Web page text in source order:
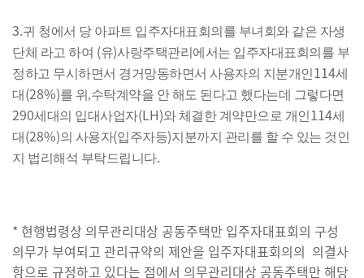
3.귀 청에서 당 아파트 입주자대표회의를 부녀회와 같은 자생
단체 라고 하여 (유)사랑주택관리에서는 입주자대표회의를 부
정하고 무시하면서 경거망동하면서 사용자의 지분개인 114세
대 (28%)를 위,수탁계약을 안 해도 된다고 했다는데 그렇다면
290세대의 입대사업자(LH)와 체결한 계약만으로 개인 114세
대 (28%)의 사용자(입주자등)지분까지 관리를 할 수 있는 것인
지 법리해석 부탁드립니다.
* 현행법령상 의무관리대상 공동주택만 입주자대표회의 구성
의무가 부여되고 관리규약의 제안을 입주자대표회의의 의결사
항으로 규정하고 있다는 점에서 의무관리대상 공동주택만 해당